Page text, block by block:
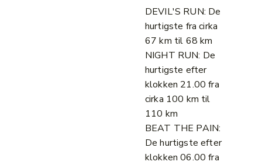
DEVIL'S RUN: De
hurtigste fra cirka
67 km til 68 km
NIGHT RUN: De
hurtigste efter
klokken 21.00 fra
cirka 100 km til
110 km
BEAT THE PAIN:
De hurtigste efter
klokken 06.00 fra